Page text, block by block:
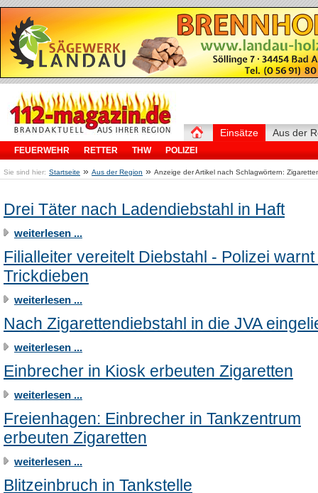
Einsätze
FEUERWEHR RETTER THW POLIZEI
Aus der
Sie sind hier: Startseite » Aus der Region » Anzeige der Artikel nach Schlagwörtern:
Drei Täter nach Ladendiebstahl in Haft
weiterlesen ...
Filialleiter vereitelt Diebstahl - Polizei
Trickdieben
weiterlesen ...
Nach Zigarettendiebstahl in die JVA
weiterlesen ...
Einbrecher in Kiosk erbeuten Zigaretten
weiterlesen ...
Freienhagen: Einbrecher in Tankzentrum
erbeuten Zigaretten
weiterlesen ...
Blitzeinbruch in Tankstelle